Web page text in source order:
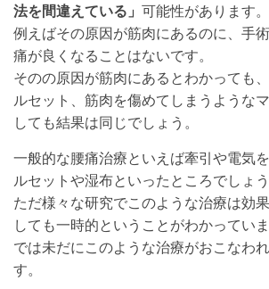
法を間違えている」 可能性があります。
例えばその原因が筋肉にあるのに、手
痛が良くなることはないです。
そのの原因が筋肉にあるとわかっても
ルセット、筋肉を傷めてしまうような
しても結果は同じでしょう。
一般的な腰痛治療といえば牽引や電気
ルセットや湿布といったところでしょう
ただ様々な研究でこのような治療は効
しても一時的ということがわかってい
では未だにこのような治療がおこなわ
す。